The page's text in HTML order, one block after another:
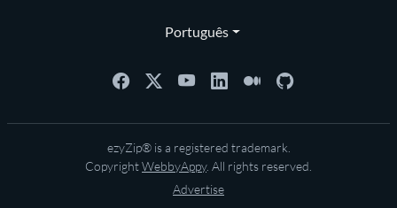
Português
ezyZip® is a registered trademark.
CopyrightWebbyAppy. All rights reserved.
Advertise